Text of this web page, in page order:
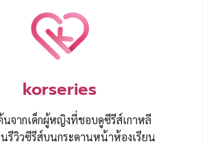
korseries
นจากเด็กผู้หญิงที่ชอบดูซีรีส์เกาหลี
รีวิวซีรีส์บนกระดานหน้าห้องเรียน